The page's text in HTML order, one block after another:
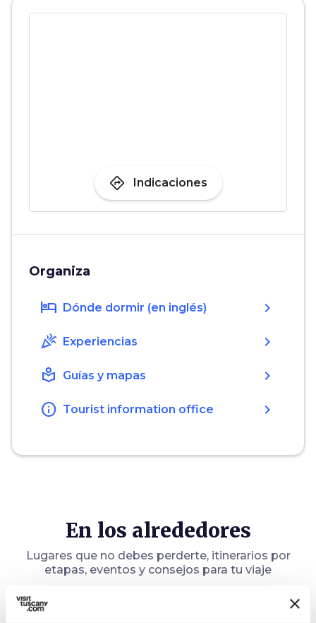
directions Indicaciones
Organiza
hotel Dónde dormir (en inglés) chevron_right
celebration Experiencias chevron_right
local_library Guías y mapas chevron_right
info Tourist information office chevron_right
En los alrededores
Lugares que no debes perderte, itinerarios por
etapas, eventos y consejos para tu viaje
Atracciones